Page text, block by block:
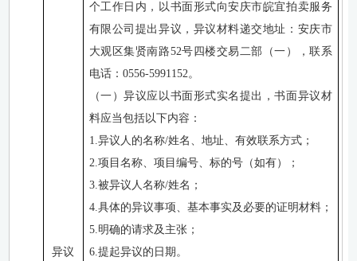
异议
个工作日内，以书面形式向安庆市皖宜拍卖服务
有限公司提出异议，异议材料递交地址：安庆市
大观区集贤南路52号四楼交易二部 （一 ）
，联系
电话： 0556-5991152。
（一）异议应以书面形式实名提出，书面异议材
料应当包括以下内容：
1.异议人的名称/姓名、地址、有效联系方式；
2.项目名称、项目编号、标的号（如有）；
3.被异议人名称/姓名；
4.具体的异议事项、基本事实及必要的证明材料；
5.明确的请求及主张；
6.提起异议的日期。